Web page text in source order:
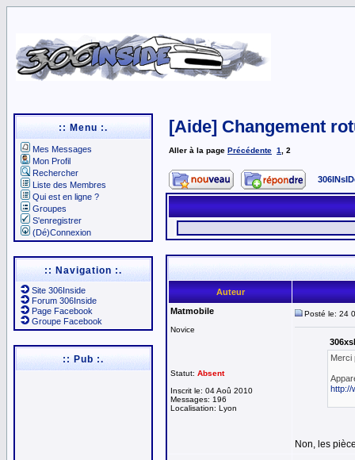
:: Menu :.
Mes Messages
Mon Profil
Rechercher
Liste des Membres
Qui est en ligne ?
Groupes
S'enregistrer
(Dé)Connexion
:: Navigation :.
Site 306Inside
Forum 306Inside
Page Facebook
Groupe Facebook
:: Pub :.
[Aide] Changement
Aller à la page Précédente 1 2
Auteur
Matmobile
Novice
Statut: Absent
Inscrit le: 04 Aoû 2010
Messages: 196
Localisation: Lyon
Posté le: 24
Merci
http://
Non, les